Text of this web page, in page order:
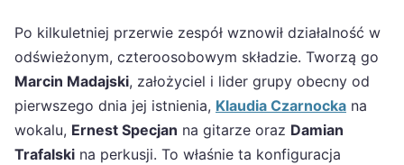
Po kilkuletniej przerwie zespół wznowił działalność w
odświeżonym, czteroosobowym składzie. Tworzą go
Marcin Madajski, założyciel i lider grupy obecny od
pierwszego dnia jej istnienia, Klaudia Czarnocka na
wokalu, Ernest Specjan na gitarze oraz Damian
Trafalski na perkusji. To właśnie ta konfiguracja